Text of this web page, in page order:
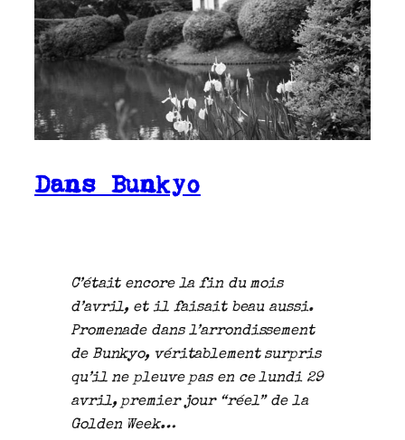
Dans Bunkyo
C’était encore la fin du mois
d’avril, et il faisait beau aussi.
Promenade dans l’arrondissement
de Bunkyo, véritablement surpris
qu’il ne pleuve pas en ce lundi 29
avril, premier jour “réel” de la
Golden Week…